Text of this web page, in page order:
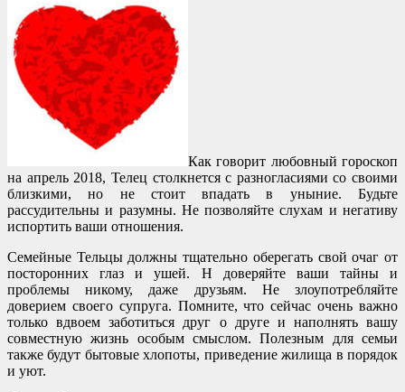
Как говорит любовный гороскоп
на апрель 2018, Телец столкнется с разногласиями со своими
близкими, но не стоит впадать в уныние. Будьте
рассудительны и разумны. Не позволяйте слухам и негативу
испортить ваши отношения.
Семейные Тельцы должны тщательно оберегать свой очаг от
посторонних глаз и ушей. Н доверяйте ваши тайны и
проблемы никому, даже друзьям. Не злоупотребляйте
доверием своего супруга. Помните, что сейчас очень важно
только вдвоем заботиться друг о друге и наполнять вашу
совместную жизнь особым смыслом. Полезным для семьи
также будут бытовые хлопоты, приведение жилища в порядок
и уют.